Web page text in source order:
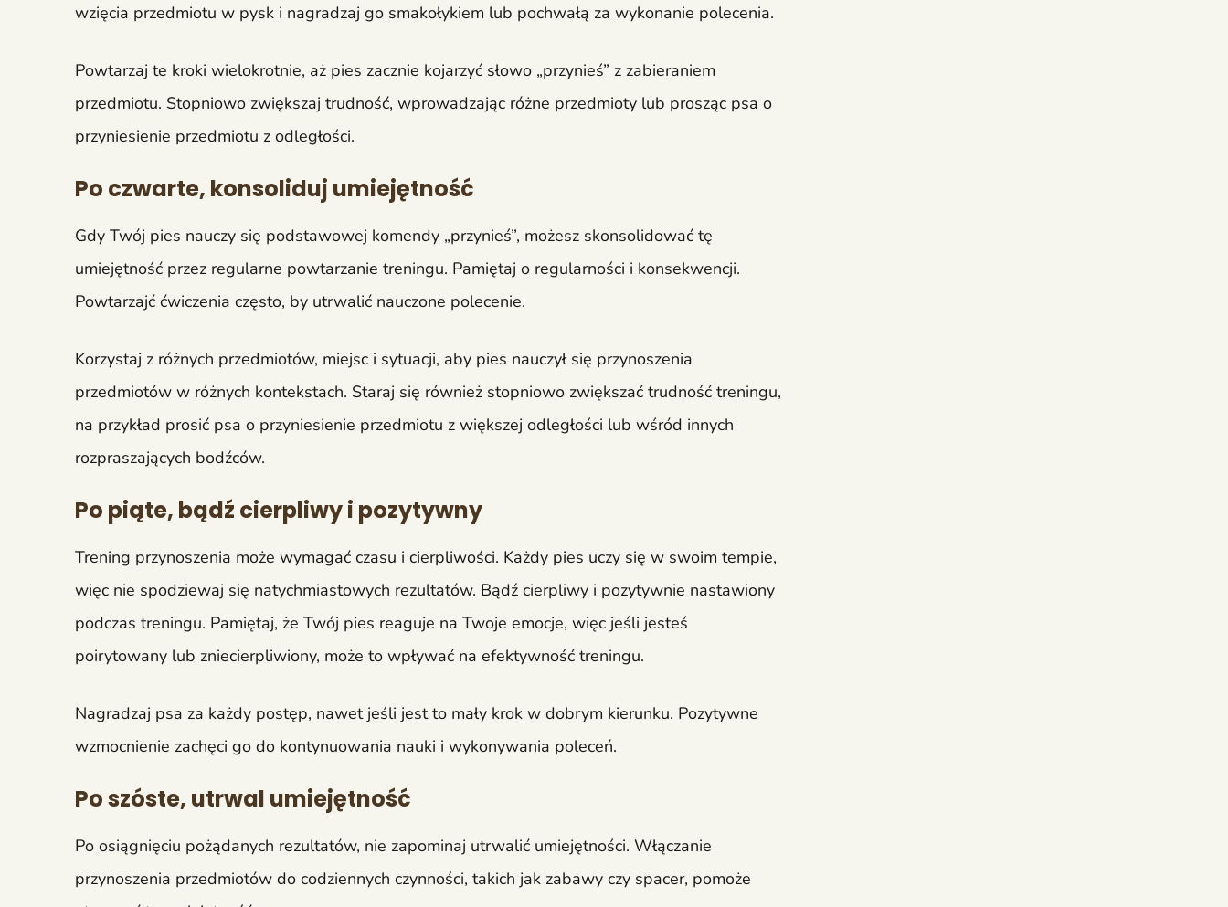
wzięcia przedmiotu w pysk i nagradzaj go smakołykiem lub pochwałą za wykonanie polecenia.
Powtarzaj te kroki wielokrotnie, aż pies zacznie kojarzyć słowo „przynieś” z zabieraniem
przedmiotu. Stopniowo zwiększaj trudność, wprowadzając różne przedmioty lub prosząc psa o
przyniesienie przedmiotu z odległości.
Po czwarte, konsoliduj umiejętność
Gdy Twój pies nauczy się podstawowej komendy „przynieś”, możesz skonsolidować tę
umiejętność przez regularne powtarzanie treningu. Pamiętaj o regularności i konsekwencji.
Powtarzajć ćwiczenia często, by utrwalić nauczone polecenie.
Korzystaj z różnych przedmiotów, miejsc i sytuacji, aby pies nauczył się przynoszenia
przedmiotów w różnych kontekstach. Staraj się również stopniowo zwiększać trudność treningu,
na przykład prosić psa o przyniesienie przedmiotu z większej odległości lub wśród innych
rozpraszających bodźców.
Po piąte, bądź cierpliwy i pozytywny
Trening przynoszenia może wymagać czasu i cierpliwości. Każdy pies uczy się w swoim tempie,
więc nie spodziewaj się natychmiastowych rezultatów. Bądź cierpliwy i pozytywnie nastawiony
podczas treningu. Pamiętaj, że Twój pies reaguje na Twoje emocje, więc jeśli jesteś
poirytowany lub zniecierpliwiony, może to wpływać na efektywność treningu.
Nagradzaj psa za każdy postęp, nawet jeśli jest to mały krok w dobrym kierunku. Pozytywne
wzmocnienie zachęci go do kontynuowania nauki i wykonywania poleceń.
Po szóste, utrwal umiejętność
Po osiągnięciu pożądanych rezultatów, nie zapominaj utrwalić umiejętności. Włączanie
przynoszenia przedmiotów do codziennych czynności, takich jak zabawy czy spacer, pomoże